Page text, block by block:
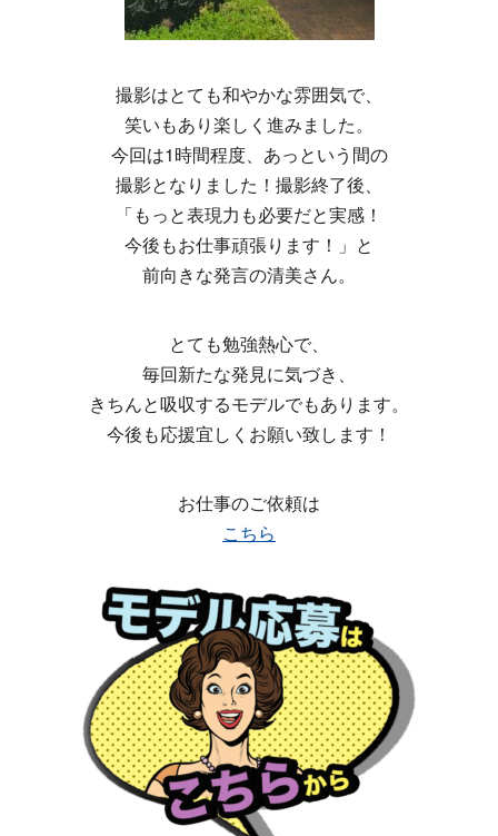
撮影はとても和やかな雰囲気で、
笑いもあり楽しく進みました。
今回は1時間程度、あっという間の
撮影となりました！撮影終了後、
「もっと表現力も必要だと実感！
今後もお仕事頑張ります！」と
前向きな発言の清美さん。
とても勉強熱心で、
毎回新たな発見に気づき、
きちんと吸収するモデルでもあります。
今後も応援宜しくお願い致します！
お仕事のご依頼は
こちら